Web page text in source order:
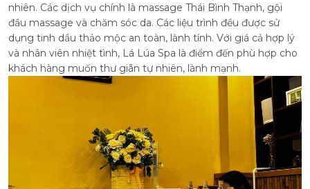
nhiên. Các dịch vụ chính là massage Thái Bình Thạnh, gội
đầu massage và chăm sóc da. Các liệu trình đều được sử
dụng tinh dầu thảo mộc an toàn, lành tính. Với giá cả hợp lý
và nhân viên nhiệt tình, Lá Lúa Spa là điểm đến phù hợp cho
khách hàng muốn thư giãn tự nhiên, lành mạnh.